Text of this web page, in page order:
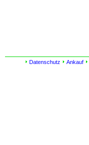
Datenschutz Ankauf